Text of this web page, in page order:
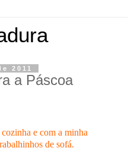
2011
a Páscoa
e com a minha
de sofá.